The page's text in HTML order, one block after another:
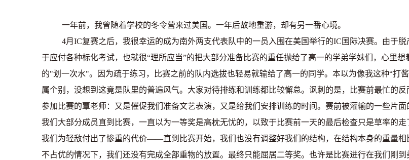
一年前，我曾随着学校的冬令营来过美国。一年后故地重游，却有另一番心境。
4月 IC复赛之后，我很幸运的成为南外两支代表队中的一员入围在美国举行的IC 国际决赛。由于
于应付各种标化考试，也就很“理所应当”的把大部分准备比赛的重任抛给了高一的学弟学妹们，心里想
的"划一次水"。因为疏于练习，比赛之前的队内选拔也轻易就输给了高一的同学。本以为像我这种“打
属个别，没想到这竟是队里的普遍风气。大家对待排练和训练都比较懈怠。讽刺的是，比赛前最忙的反
参加比赛的覃老师：又是催促我们准备文艺表演，又是给我们安排训练的时间。赛前被灌输的一些片面
我们大部分成员直到比赛，一直以为一等奖是高枕无忧的，以致于比赛前一天的最后检查只是草率的走
我们为轻敌付出了惨重的代价——直到比赛开始，我们也没有调整好我们的结构，在结构本身的重量相
不占优的情况下，我们还没有完成全部重物的放置。最终只能屈居二等奖。也许是比赛进行在我们刚到
班”在京
转型